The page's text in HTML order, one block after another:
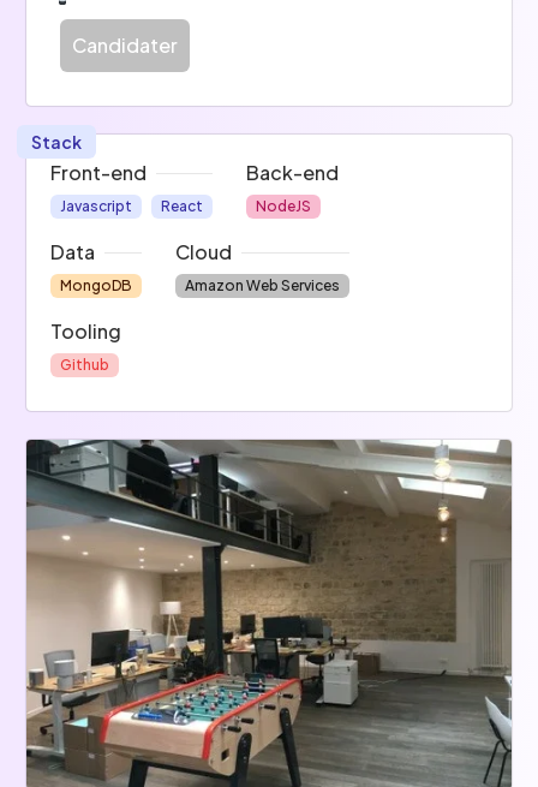
fonds.
Cette levée doit nous permettre de devenir
leader sur ce marché encore récent et peu
consolidé.
Afin de réussir cet objectif, nous renforçons
notre équipe technique et commerciale.
Candidater
Stack
Front-end
Javascript React
Back-end
NodeJS
Data
MongoDB
Cloud
Amazon Web Services
Tooling
Github